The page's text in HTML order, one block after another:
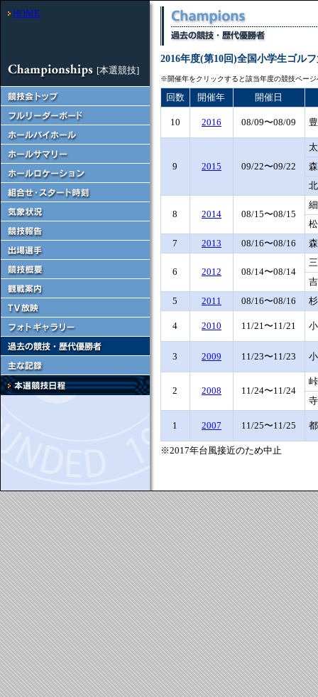
HOME
[本選競技]
2016年度(第10回)全国小学生ゴル
※開催年をクリックすると該当年度の競技ペー
回数 開催年 開催日
10 2016 08/09〜08/09
9 2015 09/22〜09/22
8 2014 08/15〜08/15
7
2013 08/16〜08/16
6 2012 08/14〜08/14
5
2011 08/16〜08/16
4 2010 11/21〜11/21
3 2009 11/23〜11/23
2 2008 11/24〜11/24
1 2007 11/25〜11/25
※2017年台風接近のため中止